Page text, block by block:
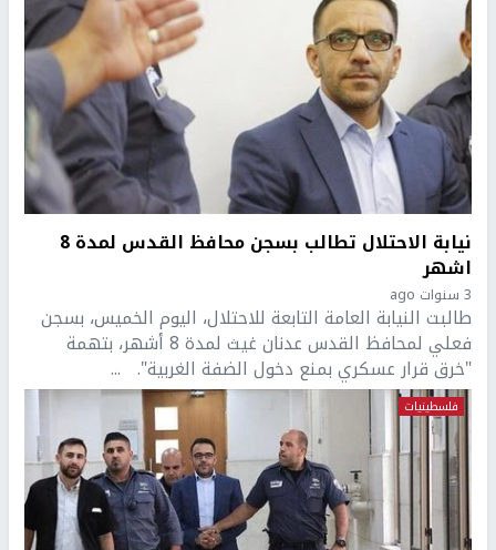
نيابة الاحتلال تطالب بسجن محافظ القدس لمدة 8
اشهر
3 سنوات ago
طالبت النيابة العامة التابعة للاحتلال، اليوم الخميس، بسجن
فعلي لمحافظ القدس عدنان غيث لمدة 8 أشهر، بتهمة
"خرق قرار عسكري بمنع دخول الضفة الغربية". ...
فلسطينيات